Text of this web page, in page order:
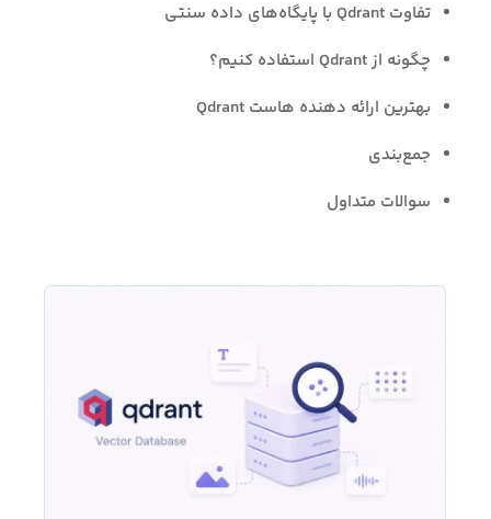
تفاوت Qdrant با پایگاه‌های داده سنتی
چگونه از Qdrant استفاده کنیم؟
بهترین ارائه دهنده هاست Qdrant
جمع‌بندی
سوالات متداول